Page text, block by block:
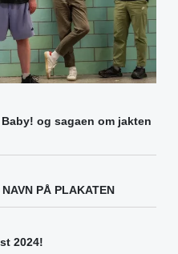
Baby! og sagaen om jakten
PÅ PLAKATEN
2024!